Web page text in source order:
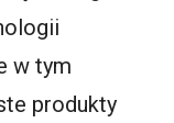
w tym
produkty